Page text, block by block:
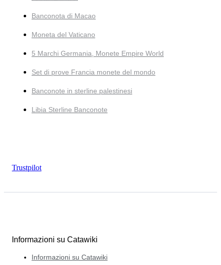
Banconota di Macao
Moneta del Vaticano
5 Marchi Germania, Monete Empire World
Set di prove Francia monete del mondo
Banconote in sterline palestinesi
Libia Sterline Banconote
Trustpilot
Informazioni su Catawiki
Informazioni su Catawiki